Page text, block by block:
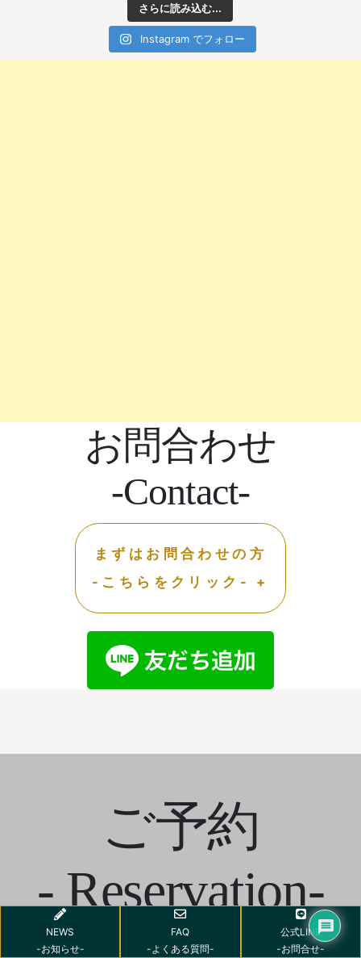
さらに読み込む...
Instagram でフォロー
お問合わせ
-Contact-
まずはお問合わせの方
-こちらをクリック- +
ご予約
- Reservation-
NEWS
-お知らせ-
FAQ
-よくある質問-
公式LINE
-お問合せ-